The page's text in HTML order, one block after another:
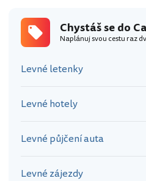
"Capital
https://
Chystáš se do
Naplánuj svou cestu raz
Levné letenky
Levné hotely
Levné půjčení auta
Levné zájezdy